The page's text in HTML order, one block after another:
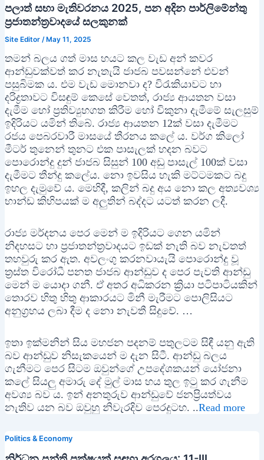
පලාත් සභා මැතිවරනය 2025, පන අදින පාර්ලිමේන්තු
ප්‍රජාතන්ත්‍රවාදයේ සලකුනක්
Site Editor /May 11, 2025
තමන් බලය ගත් මාස හයට කල වැඩ අන් කවර
ආන්ඩුවක්වත් කර නැතැයි ජාජබ පවසන්නේ එවන්
පසුබිමක ය. එම වැඩ මොනවා ද? විරැකියාවට හා
දරිද්‍රතාවට විසඳුම් කෙසේ වෙතත්, රාජ්‍ය ආයතන වසා
දැමීම හෝ ප්‍රතිව්‍යුහගත කිරීම හෝ විකුනා දැමීමේ සැලසුම්
ඉදිරියට යමින් තිබේ. රාජ්‍ය ආයතන 12ක් වසා දැමීමට
රජය පෙබරවාරී මාසයේ තීරනය කලේ ය. වර්ග කිලෝ
මීටර් තුනෙන් තුනට එක පාසැලක් හදන බවට
පොරොන්දු දුන් ජාජබ සිසුන් 100 අඩු පාසැල් 100ක් වසා
දැමීමට තීන්දු කලේය. නො ඉවසිය හැකි මට්ටමකට බදු
ඉහල දැමුවේ ය. මෙහිදී, කලින් බදු අය නො කල අත්‍යවශ්‍ය
භාන්ඩ කිහිපයක් ම අලුතින් බද්දට යටත් කරන ලදී.
රාජ්‍ය මර්දනය පෙර මෙන් ම ඉදිරියට ගෙන යමින්
නිදහසට හා ප්‍රජාතන්ත්‍රවාදයට ඉඩක් නැති බව නැවතත්
තහවුරු කර ඇත. අවලංගු කරනවායැයි පොරොන්දු වූ
ත්‍රස්ත විරෝධී පනත ජාජබ ආන්ඩුව ද පෙර පැවති ආන්ඩු
මෙන් ම යොදා ගනී. ඒ අතර අධිකරන ක්‍රියා පටිපාටියකින්
තොරව හිතු හිතු ආකාරයට මිනී මැරීමට පොලිසියට
අනුග්‍රහය ලබා දීම ද නො නැවතී සිදුවේ. …
ඉතා ඉක්මනින් සිය මහජන පදනම් පතුලටම සිඳී යනු ඇති
බව ආන්ඩුව නිසැකයෙන් ම දැන සිටී. ආන්ඩු බලය
ගැනීමට පෙර සිටම ඔවුන්ගේ උපදේශකයන් යෝජනා
කලේ සියලු අමාරු දේ මුල් මාස හය තුල ඉටු කර ගැනීම
අවශ්‍ය බව ය. ඉන් අනතුරුව ආන්ඩුවේ ජනප්‍රියත්වය
නැතිව යන බව ඔවුහු නිවැරදිව පෙරදුටහ. ..Read more
Politics & Economy